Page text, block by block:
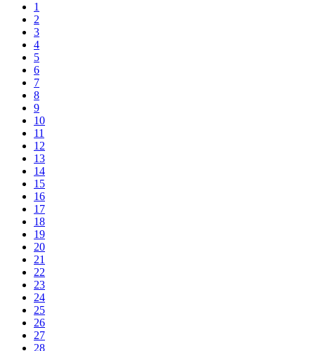
1
2
3
4
5
6
7
8
9
10
11
12
13
14
15
16
17
18
19
20
21
22
23
24
25
26
27
28